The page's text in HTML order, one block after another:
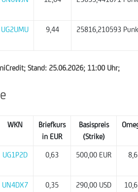
UG2UMU 9,44 25816,210593
Stand: 25.06.2026; 11:00 Uhr;
WKN
Briefkurs
in EUR
Basispreis
(Strike)
UG1P2D 0,63 500,00 EUR 8,6
UN4DX7 0,35 290,00 USD